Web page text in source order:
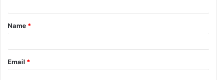
t
*
Name *
Email *